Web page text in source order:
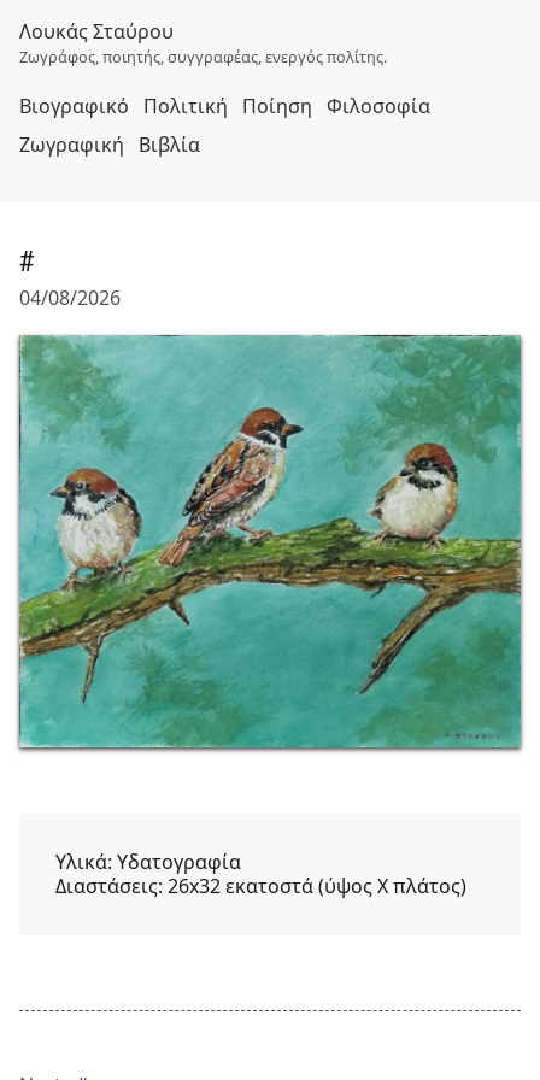
Λουκάς Σταύρου
Ζωγράφος, ποιητής, συγγραφέας, ενεργός πολίτης.
Βιογραφικό Πολιτική Ποίηση Φιλοσοφία
Ζωγραφική
Βιβλία
#
04/08/2026
Υλικά: Υδατογραφία
Διαστάσεις: 26x32 εκατοστά (ύψος Χ πλάτος)